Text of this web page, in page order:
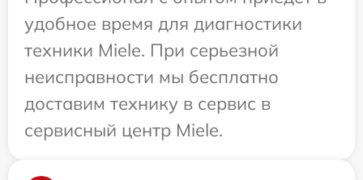
удобное время для диагностики
техники Miele. При серьезной
неисправности мы бесплатно
доставим технику в сервис в
сервисный центр Miele.